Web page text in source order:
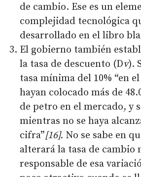
de cambio. Ese es un
complejidad tecnológica
desarrollado en el libro
El gobierno también
la tasa de descuento (Dv).
tasa mínima del 10% “en
hayan colocado más de
de petro en el mercado, y
mientras no se haya
cifra”[16]. No se sabe en
alterará la tasa de cambio
responsable de esa